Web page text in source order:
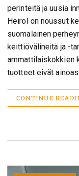
perinteitä ja uusia
Heirol on noussut
suomalainen
keittiövälineitä ja -
ammattilaiskokkien
tuotteet eivät
CONTINUE